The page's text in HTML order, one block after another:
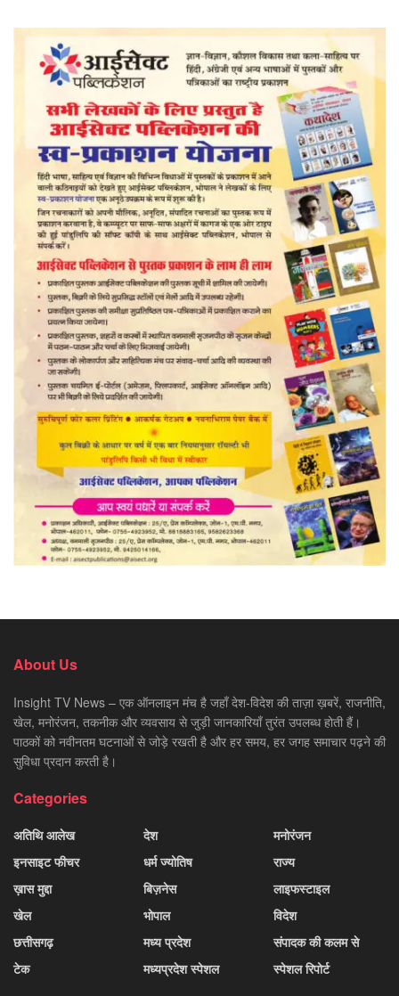
About Us
Insight TV News – एक ऑनलाइन मंच है जहाँ देश-विदेश की ताज़ा ख़बरें, राजनीति,
खेल, मनोरंजन, तकनीक और व्यवसाय से जुड़ी जानकारियाँ तुरंत उपलब्ध होती हैं।
पाठकों को नवीनतम घटनाओं से जोड़े रखती है और हर समय, हर जगह समाचार पढ़ने की
सुविधा प्रदान करती है।
Categories
अतिथि आलेख
इनसाइट फीचर
ख़ास मुद्दा
खेल
छत्तीसगढ़
टेक
देश
धर्म ज्योतिष
बिज़नेस
भोपाल
मध्य प्रदेश
मध्यप्रदेश स्पेशल
मनोरंजन
राज्य
लाइफस्टाइल
विदेश
संपादक की कलम से
स्पेशल रिपोर्ट